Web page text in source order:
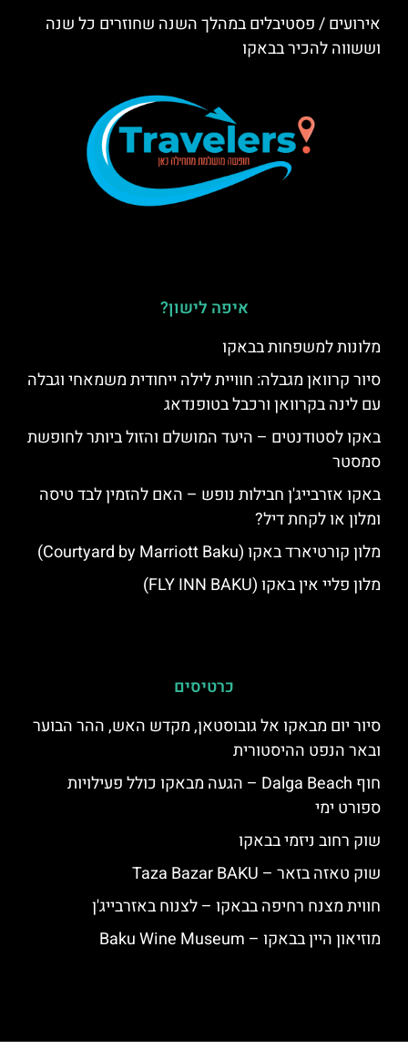
אירועים / פסטיבלים במהלך השנה שחוזרים כל שנה
וששווה להכיר בבאקו
איפה לישון?
מלונות למשפחות בבאקו
סיור קרוואן מגבלה: חוויית לילה ייחודית משמאחי וגבלה
עם לינה בקרוואן ורכבל בטופנדאג
באקו לסטודנטים – היעד המושלם והזול ביותר לחופשת
סמסטר
באקו אזרבייג'ן חבילות נופש – האם להזמין לבד טיסה
ומלון או לקחת דיל?
מלון קורטיארד באקו (Courtyard by Marriott Baku)
מלון פליי אין באקו (FLY INN BAKU)
כרטיסים
סיור יום מבאקו אל גובוסטאן, מקדש האש, ההר הבוער
ובאר הנפט ההיסטורית
חוף Dalga Beach – הגעה מבאקו כולל פעילויות
ספורט ימי
שוק רחוב ניזמי בבאקו
שוק טאזה בזאר – Taza Bazar BAKU
חווית מצנח רחיפה בבאקו – לצנוח באזרבייג'ן
מוזיאון היין בבאקו – Baku Wine Museum